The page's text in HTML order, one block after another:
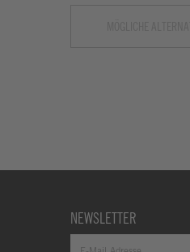
NEWSLETTER